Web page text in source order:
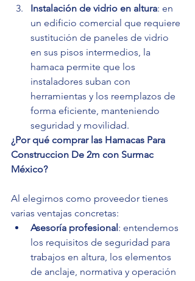
Instalación de vidrio en altura: en
un edificio comercial que requiere
sustitución de paneles de vidrio
en sus pisos intermedios, la
hamaca permite que los
instaladores suban con
herramientas y los reemplazos de
forma eficiente, manteniendo
seguridad y movilidad.
¿Por qué comprar las Hamacas Para
Construccion De 2m con Surmac
México?
Al elegirnos como proveedor tienes
varias ventajas concretas:
Asesoría profesional: entendemos
los requisitos de seguridad para
trabajos en altura, los elementos
de anclaje, normativa y operación